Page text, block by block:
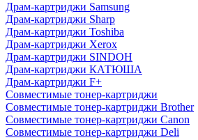
Драм-картриджи Samsung
Драм-картриджи Sharp
Драм-картриджи Toshiba
Драм-картриджи Xerox
Драм-картриджи SINDOH
Драм-картриджи КАТЮША
Драм-картриджи F+
Совместимые тонер-картриджи
Совместимые тонер-картриджи Brother
Совместимые тонер-картриджи Canon
Совместимые тонер-картриджи Deli